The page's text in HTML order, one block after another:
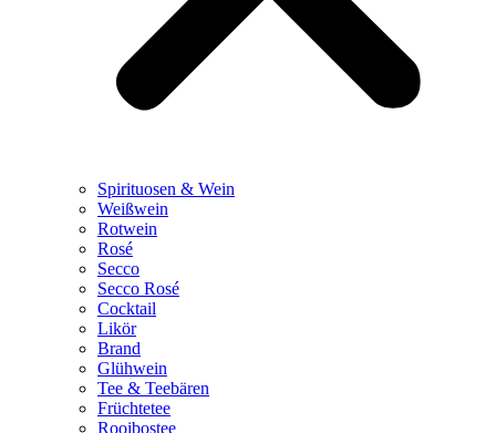
Spirituosen & Wein
Weißwein
Rotwein
Rosé
Secco
Secco Rosé
Cocktail
Likör
Brand
Glühwein
Tee & Teebären
Früchtetee
Rooibostee